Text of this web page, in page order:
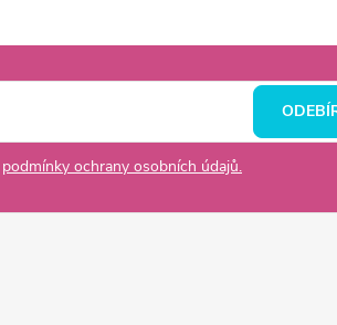
podmínky ochrany osobních údajů.